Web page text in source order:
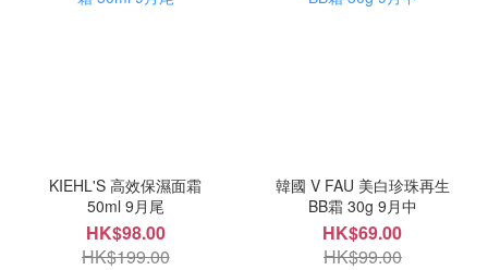
KIEHL'S 高效保濕面霜
50ml 9月尾
HK$98.00
HK$199.00
韓國 V FAU 美白珍珠再生
BB霜 30g 9月中
HK$69.00
HK$99.00